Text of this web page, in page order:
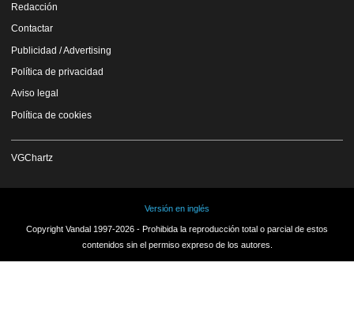
Redacción
Contactar
Publicidad / Advertising
Política de privacidad
Aviso legal
Política de cookies
VGChartz
Versión en inglés
Copyright Vandal 1997-2026 - Prohibida la reproducción total o parcial de estos
contenidos sin el permiso expreso de los autores.